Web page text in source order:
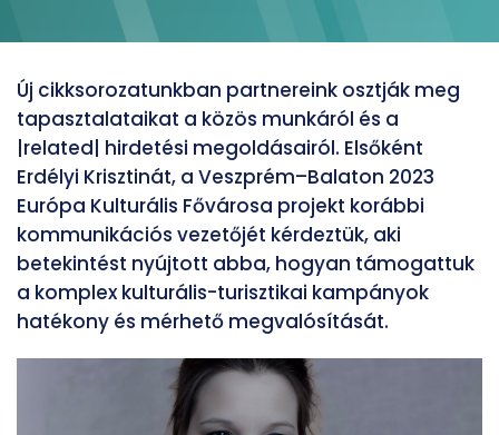
Új cikksorozatunkban partnereink osztják meg
tapasztalataikat a közös munkáról és a
|related| hirdetési megoldásairól. Elsőként
Erdélyi Krisztinát, a Veszprém–Balaton 2023
Európa Kulturális Fővárosa projekt korábbi
kommunikációs vezetőjét kérdeztük, aki
betekintést nyújtott abba, hogyan támogattuk
a komplex kulturális-turisztikai kampányok
hatékony és mérhető megvalósítását.